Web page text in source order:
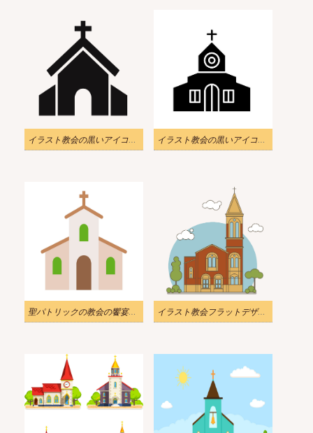
イラスト教会の黒いアイコン PNG 透明 イラスト教会の黒いアイコンの記号
聖パトリックの教会の饗宴のイラストアイコンpng イラスト教会フラットデザインPNG透明